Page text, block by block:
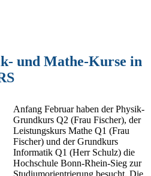
und Mathe-Kurse in
Anfang Februar haben der Physik-
Grundkurs Q2 (Frau Fischer), der
Leistungskurs Mathe Q1 (Frau
Fischer) und der Grundkurs
Informatik Q1 (Herr Schulz) die
Hochschule Bonn-Rhein-Sieg zur